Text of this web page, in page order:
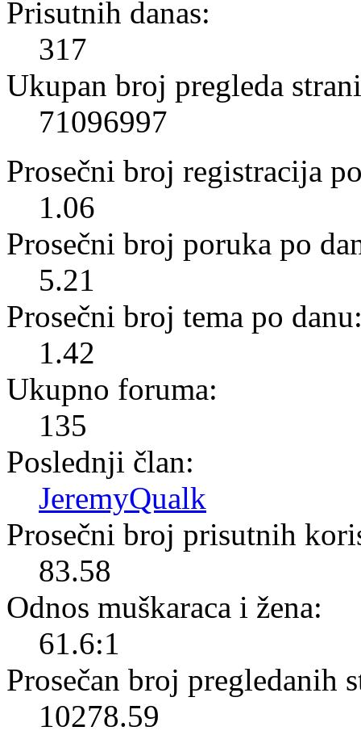
Prisutnih danas:
317
Ukupan broj pregleda
71096997
Prosečni broj registracija
1.06
Prosečni broj poruka po
5.21
Prosečni broj tema po
1.42
Ukupno foruma:
135
Poslednji član:
JeremyQualk
Prosečni broj prisutnih
83.58
Odnos muškaraca i žena:
61.6:1
Prosečan broj pregledanih
10278.59